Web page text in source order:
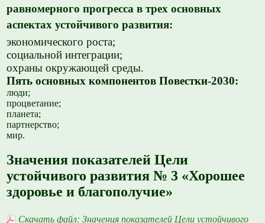
равномерного прогресса в трех основных
аспектах устойчивого развития:
экономического роста;
социальной интеграции;
охраны окружающей среды.
Пять основных компонентов Повестки-2030:
люди;
процветание;
планета;
партнерство;
мир.
Значения показателей Цели
устойчивого развития № 3 «Хорошее
здоровье и благополучие»
Скачать файл: Значения показателей Цели устойчивого